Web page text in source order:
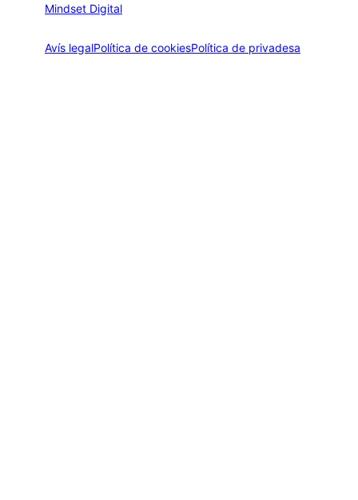
Mindset Digital
Avís legalPolítica de cookiesPolítica de privadesa